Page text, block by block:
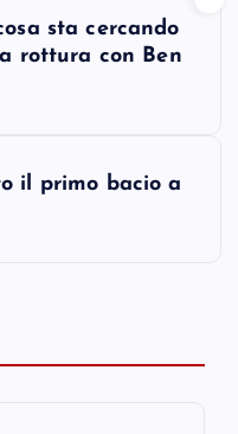
sta cercando
rottura con Ben
il primo bacio a